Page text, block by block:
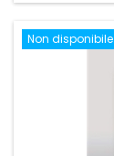
Non disponibile